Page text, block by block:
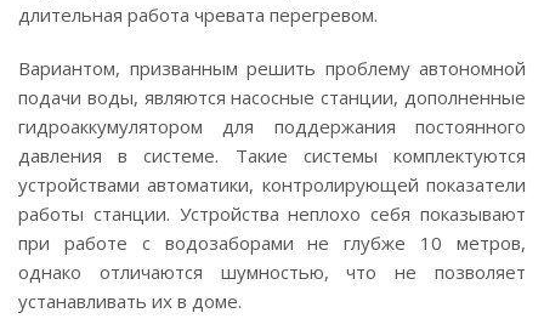
длительная работа чревата перегревом.
Вариантом, призванным решить проблему автономной
подачи воды, являются насосные станции, дополненные
гидроаккумулятором для поддержания постоянного
давления в системе. Такие системы комплектуются
устройствами автоматики, контролирующей показатели
работы станции. Устройства неплохо себя показывают
при работе с водозаборами не глубже 10 метров,
однако отличаются шумностью, что не позволяет
устанавливать их в доме.